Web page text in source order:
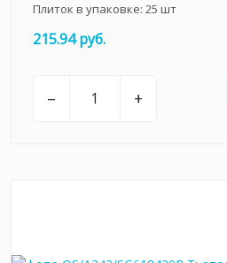
Плиток в упаковке: 25 шт
215.94 руб.
– +